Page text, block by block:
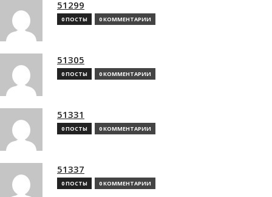
51299
0 ПОСТЫ 0 КОММЕНТАРИИ
51305
0 ПОСТЫ 0 КОММЕНТАРИИ
51331
0 ПОСТЫ 0 КОММЕНТАРИИ
51337
0 ПОСТЫ 0 КОММЕНТАРИИ